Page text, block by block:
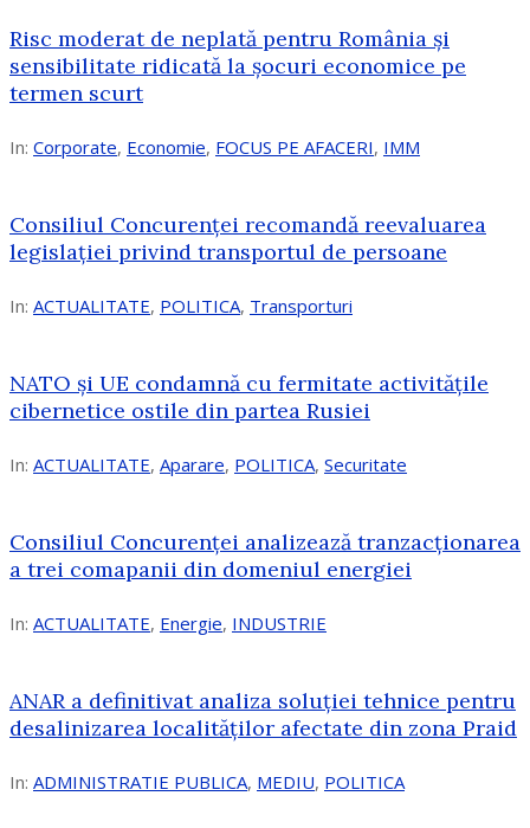
Risc moderat de neplată pentru România și
sensibilitate ridicată la șocuri economice pe
termen scurt
In: Corporate, Economie, FOCUS PE AFACERI, IMM
Consiliul Concurenței recomandă reevaluarea
legislației privind transportul de persoane
In: ACTUALITATE, POLITICA, Transporturi
NATO și UE condamnă cu fermitate activitățile
cibernetice ostile din partea Rusiei
In: ACTUALITATE, Aparare, POLITICA, Securitate
Consiliul Concurenţei analizează tranzacționarea
a trei comapanii din domeniul energiei
In: ACTUALITATE, Energie, INDUSTRIE
ANAR a definitivat analiza soluției tehnice pentru
desalinizarea localităților afectate din zona Praid
In: ADMINISTRATIE PUBLICA, MEDIU, POLITICA